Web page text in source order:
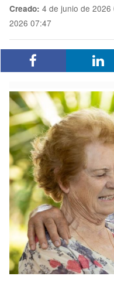
Creado: 4 de junio de 2026
2026 07:47